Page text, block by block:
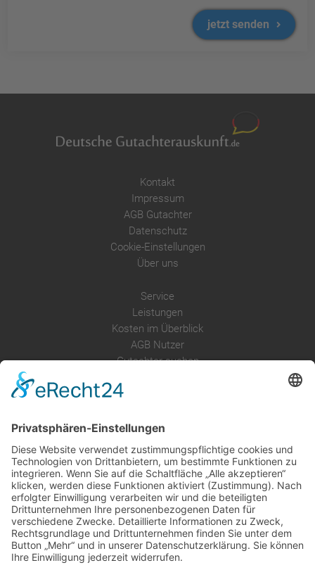
jetzt senden
Kontakt
Impressum
AGB Gutachter
Datenschutz
Cookie-Einstellungen
Über uns
Service
Leistungen
Kosten im Überblick
AGB Nutzer
Gutachter suchen
Anfrage
Presse
Partner: Der DGuSV
als Gutachter eintragen
Infos für Suchende